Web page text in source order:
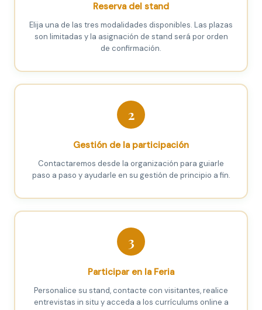
Reserva del stand
Elija una de las tres modalidades disponibles. Las plazas
son limitadas y la asignación de stand será por orden
de confirmación.
2
Gestión de la participación
Contactaremos desde la organización para guiarle
paso a paso y ayudarle en su gestión de principio a fin.
3
Participar en la Feria
Personalice su stand, contacte con visitantes, realice
entrevistas in situ y acceda a los currículums online a